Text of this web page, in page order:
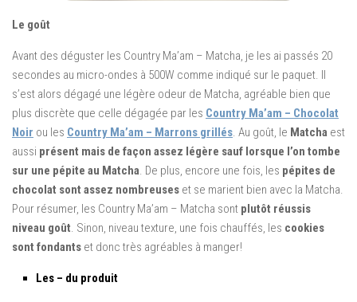
Le goût
Avant des déguster les Country Ma’am – Matcha, je les ai passés 20
secondes au micro-ondes à 500W comme indiqué sur le paquet. Il
s’est alors dégagé une légère odeur de Matcha, agréable bien que
plus discrète que celle dégagée par les Country Ma’am – Chocolat
Noir ou les Country Ma’am – Marrons grillés . Au goût, le Matcha est
aussi présent mais de façon assez légère sauf lorsque l’on tombe
sur une pépite au Matcha . De plus, encore une fois, les pépites de
chocolat sont assez nombreuses et se marient bien avec la Matcha.
Pour résumer, les Country Ma’am – Matcha sont plutôt réussis
niveau goût . Sinon, niveau texture, une fois chauffés, les cookies
sont fondants et donc très agréables à manger!
Les – du produit